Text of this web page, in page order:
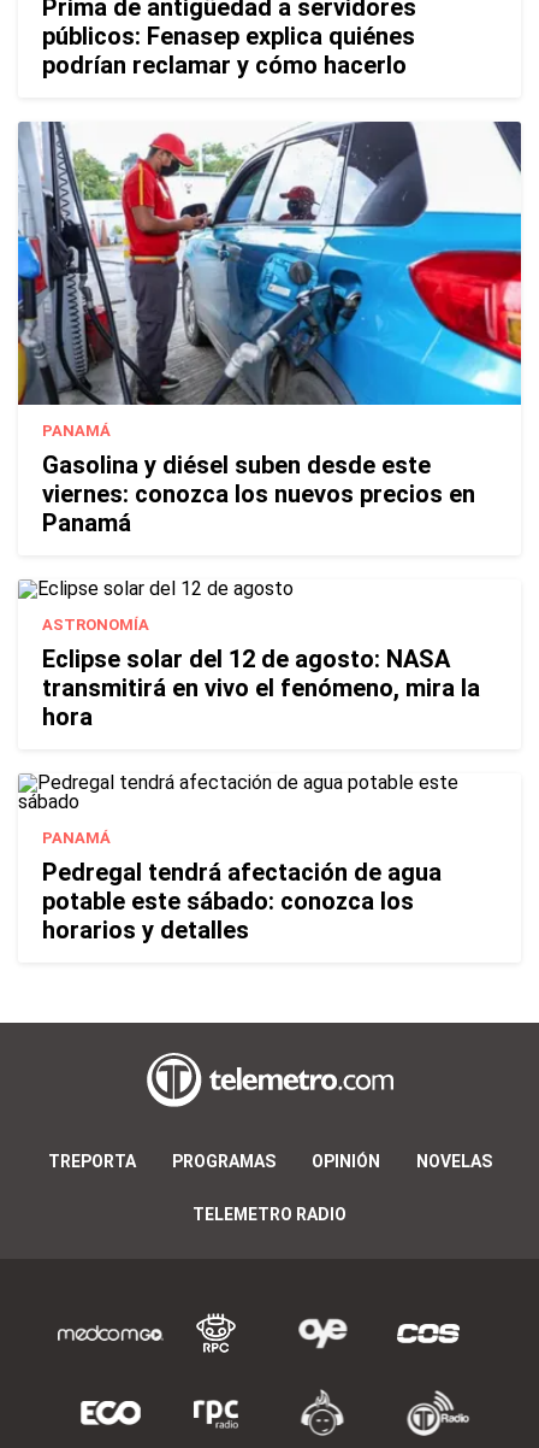
Prima de antigüedad a servidores
públicos: Fenasep explica quiénes
podrían reclamar y cómo hacerlo
PANAMÁ
Gasolina y diésel suben desde este
viernes: conozca los nuevos precios en
Panamá
ASTRONOMÍA
Eclipse solar del 12 de agosto: NASA
transmitirá en vivo el fenómeno, mira la
hora
PANAMÁ
Pedregal tendrá afectación de agua
potable este sábado: conozca los
horarios y detalles
TREPORTA PROGRAMAS OPINIÓN NOVELAS
TELEMETRO RADIO